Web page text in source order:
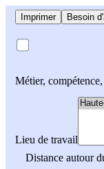
Imprimer Besoin
Métier,
Lieu de travail
Distance autour